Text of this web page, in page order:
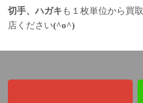
切手、ハガキ も１枚単位から買
店ください(^o^)